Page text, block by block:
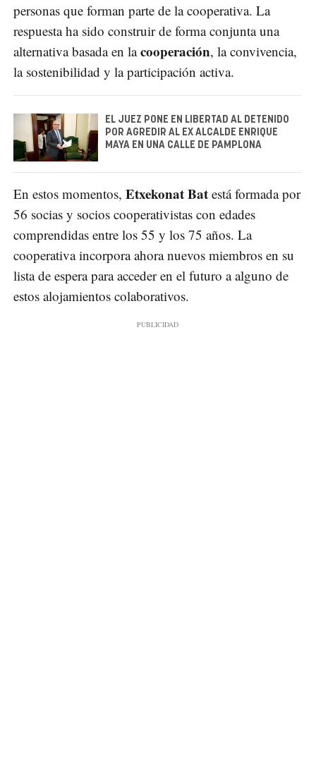
personas que forman parte de la cooperativa. La
respuesta ha sido construir de forma conjunta una
alternativa basada en lacooperación, la convivencia,
la sostenibilidad y la participación activa.
EL JUEZ PONE EN LIBERTAD AL DETENIDO
POR AGREDIR AL EX ALCALDE ENRIQUE
MAYA EN UNA CALLE DE PAMPLONA
En estos momentos, Etxekonat Bat está formada por
56 socias y socios cooperativistas con edades
comprendidas entre los 55 y los 75 años. La
cooperativa incorpora ahora nuevos miembros en su
lista de espera para acceder en el futuro a alguno de
estos alojamientos colaborativos.